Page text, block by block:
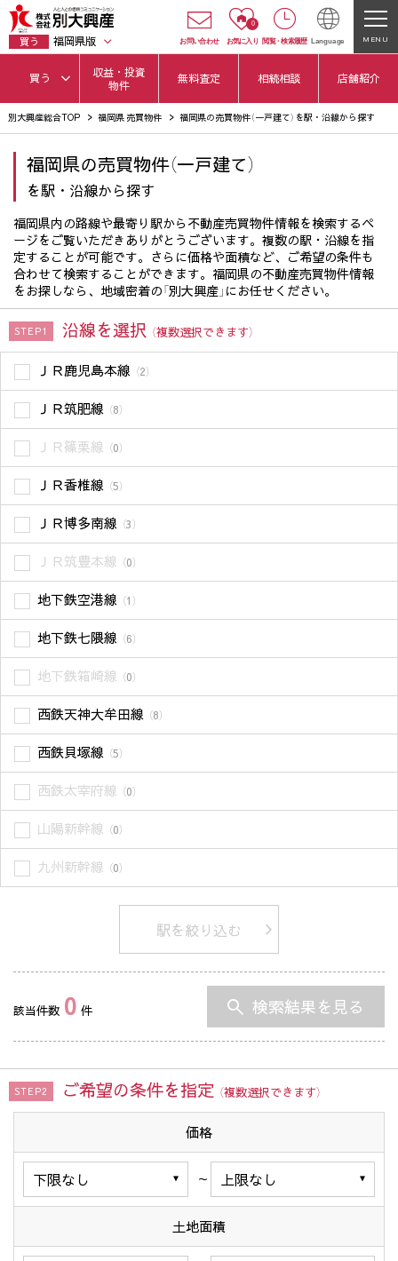
買う 福岡県版 お問い合わせ
0
お気に入り 閲覧・ 検索履歴 Language MENU
買う
収益・投資
物件
無料査定 相続相談 店舗紹介
別大興産総合TOP 福岡県 売買物件 福岡県の売買物件（一戸建て）を駅・沿線から探す
福岡県の売買物件（一戸建て）
を駅・沿線から探す
福岡県内の路線や最寄り駅から不動産売買物件情報を検索するペ
ージをご覧いただきありがとうございます。複数の駅・沿線を指
定することが可能です。さらに価格や面積など、ご希望の条件も
合わせて検索することができます。福岡県の不動産売買物件情報
をお探しなら、地域密着の「別大興産」にお任せください。
STEP1 沿線を選択 （複数選択できます）
ＪＲ鹿児島本線 （2）
ＪＲ筑肥線 （8）
ＪＲ篠栗線 （0）
ＪＲ香椎線 （5）
ＪＲ博多南線 （3）
ＪＲ筑豊本線 （0）
地下鉄空港線 （1）
地下鉄七隈線 （6）
地下鉄箱崎線 （0）
西鉄天神大牟田線 （8）
西鉄貝塚線 （5）
西鉄太宰府線 （0）
山陽新幹線 （0）
九州新幹線 （0）
駅を絞り込む
該当件数 0 件 検索結果を見る
STEP2 ご希望の条件を指定 （複数選択できます）
価格
～
土地面積